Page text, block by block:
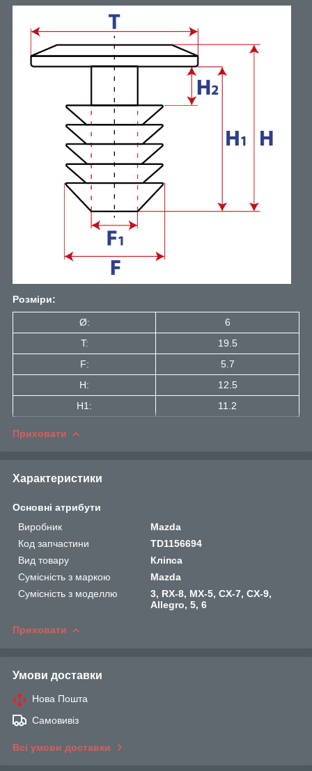
Розміри:
Ø:
6
T:
19.5
F:
5.7
H:
12.5
H1:
11.2
Приховати
Характеристики
Основні атрибути
Виробник
Mazda
Код запчастини
TD1156694
Вид товару
Кліпса
Сумісність з маркою
Mazda
Сумісність з моделлю
3, RX-8, MX-5, CX-7, CX-9,
Allegro, 5, 6
Приховати
Умови доставки
Нова Пошта
Самовивіз
Всі умови доставки